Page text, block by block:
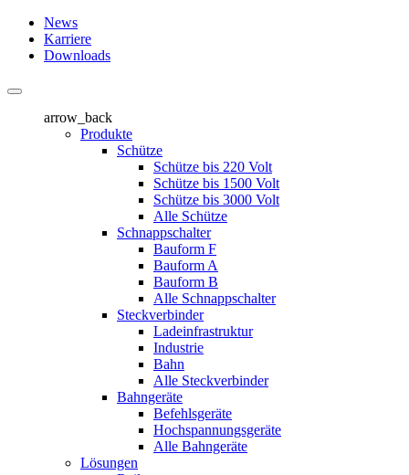
News
Karriere
Downloads
arrow_back
Produkte
Schütze
Schütze bis 220 Volt
Schütze bis 1500 Volt
Schütze bis 3000 Volt
Alle Schütze
Schnappschalter
Bauform F
Bauform A
Bauform B
Alle Schnappschalter
Steckverbinder
Ladeinfrastruktur
Industrie
Bahn
Alle Steckverbinder
Bahngeräte
Befehlsgeräte
Hochspannungsgeräte
Alle Bahngeräte
Lösungen